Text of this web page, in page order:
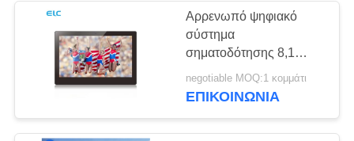
Δύο οθόνες
Αρρενωπό ψηφιακό
σύστημα
σηματοδότησης 8,1
σημείου εισόδου
χωρητική οθόνη αφής
negotiable MOQ:1 κομμάτι
ΕΠΙΚΟΙΝΩΝΙΑ